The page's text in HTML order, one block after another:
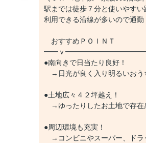
駅までは徒歩７分と使いやすい
利用できる沿線が多いので通勤
おすすめＰＯＩＮＴ
━━ｖ
●南向きで日当たり良好！
→日光が良く入り明るいおう
●土地広々４２坪越え！
→ゆったりしたお土地で存在
●周辺環境も充実！
→コンビニやスーパー、ドラ